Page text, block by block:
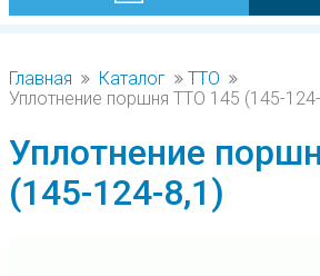
Главная Каталог
TTO
Уплотнение поршня TTO 145 (145-
Уплотнение
(145-124-8,1)